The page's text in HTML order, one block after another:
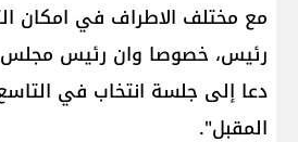
مع مختلف الاطراف في امكان
رئيس، خصوصا وان رئيس مجلس
دعا إلى جلسة انتخاب في
المقبل".